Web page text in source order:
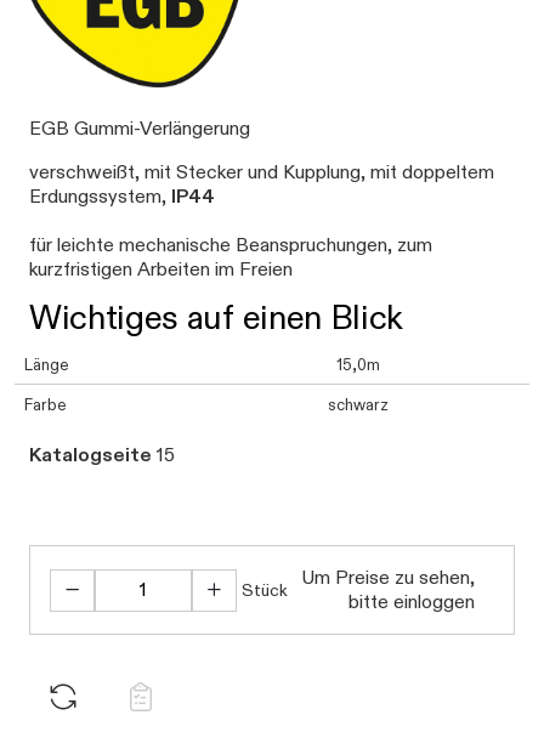
EGB Gummi-Verlängerung
verschweißt, mit Stecker und Kupplung, mit doppeltem
Erdungssystem, IP44
für leichte mechanische Beanspruchungen, zum
kurzfristigen Arbeiten im Freien
Wichtiges auf einen Blick
Länge 15,0m
Farbe schwarz
Katalogseite 15
Stück
Um Preise zu sehen,
bitte einloggen